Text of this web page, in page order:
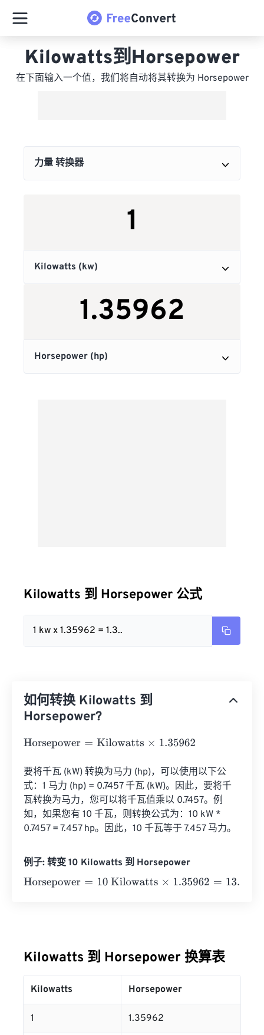
Kilowatts到Horsepower
在下面输入一个值，我们将自动将其转换为 Horsepower
Kilowatts 到 Horsepower 公式
1 kw x 1.35962 = 1.3..
如何转换 Kilowatts 到
Horsepower?
Horsepower= Kilowatts×1.35962
要将千瓦 (kW) 转换为马力 (hp)，可以使用以下公
式：1 马力 (hp) = 0.7457 千瓦 (kW)。因此，要将千
瓦转换为马力，您可以将千瓦值乘以 0.7457。例
如，如果您有 10 千瓦，则转换公式为：10 kW *
0.7457 = 7.457 hp。因此，10 千瓦等于 7.457 马力。
例子: 转变 10 Kilowatts 到 Horsepower
Horsepower= 10 Kilowatts×1.35962 =13.5962
Kilowatts 到 Horsepower 换算表
Kilowatts Horsepower
1 1.35962